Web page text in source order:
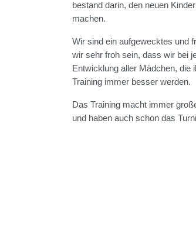
bestand darin, den neuen
machen.
Wir sind ein aufgewecktes und
wir sehr froh sein, dass wir bei
Entwicklung aller Mädchen, die
Training immer besser werden.
Das Training macht immer
und haben auch schon das